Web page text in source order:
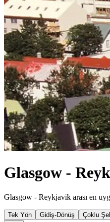
Glasgow -
Glasgow - Reykjavik arası en
Tek Yön Gidiş-Dönüş Çoklu